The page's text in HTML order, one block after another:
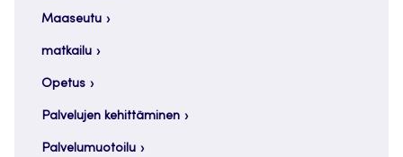
Maaseutu
matkailu
Opetus
Palvelujen kehittäminen
Palvelumuotoilu